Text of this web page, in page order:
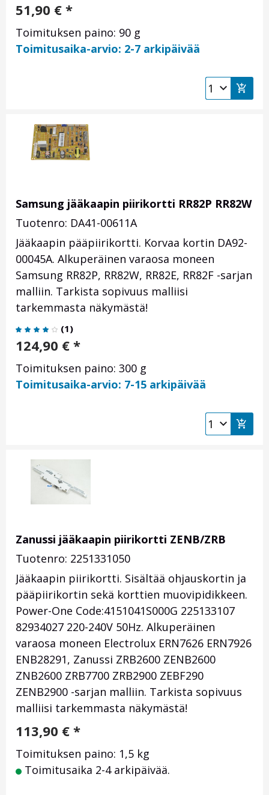
51,90 € *
Toimituksen paino: 90 g
Toimitusaika-arvio: 2-7 arkipäivää
Samsung jääkaapin piirikortti RR82P RR82W
Tuotenro: DA41-00611A
Jääkaapin pääpiirikortti. Korvaa kortin DA92-
00045A. Alkuperäinen varaosa moneen
Samsung RR82P, RR82W, RR82E, RR82F -sarjan
malliin. Tarkista sopivuus malliisi
tarkemmasta näkymästä!
(1)
124,90 € *
Toimituksen paino: 300 g
Toimitusaika-arvio: 7-15 arkipäivää
Zanussi jääkaapin piirikortti ZENB/ZRB
Tuotenro: 2251331050
Jääkaapin piirikortti. Sisältää ohjauskortin ja
pääpiirikortin sekä korttien muovipidikkeen.
Power-One Code:4151041S000G 225133107
82934027 220-240V 50Hz. Alkuperäinen
varaosa moneen Electrolux ERN7626 ERN7926
ENB28291, Zanussi ZRB2600 ZENB2600
ZNB2600 ZRB7700 ZRB2900 ZEBF290
ZENB2900 -sarjan malliin. Tarkista sopivuus
malliisi tarkemmasta näkymästä!
113,90 € *
Toimituksen paino: 1,5 kg
Toimitusaika 2-4 arkipäivää.